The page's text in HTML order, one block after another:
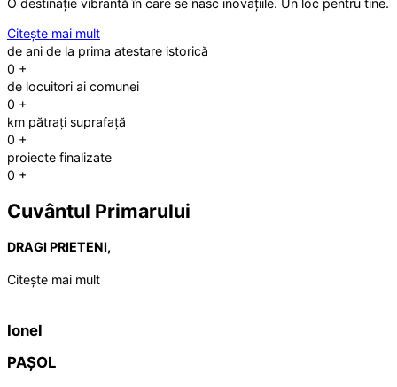
O destinație vibrantă în care se nasc inovațiile. Un loc pentru tine.
Citește mai mult
de ani de la prima atestare istorică
0 +
de locuitori ai comunei
0 +
km pătrați suprafață
0 +
proiecte finalizate
0 +
Cuvântul Primarului
DRAGI PRIETENI,
Citește mai mult
Ionel
PAȘOL